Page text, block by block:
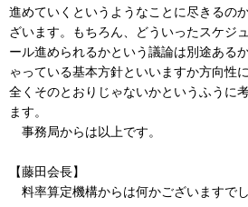
進めていくというようなことに尽きるの
ざいます。もちろん、どういったスケジ
ール進められるかという議論は別途ある
ゃっている基本方針といいますか方向性
全くそのとおりじゃないかというふうに
ます。
事務局からは以上です。
【藤田会長】
料率算定機構からは何かございますでし